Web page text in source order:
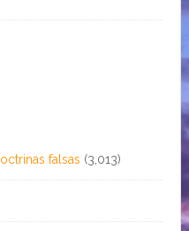
falsas (3,013)